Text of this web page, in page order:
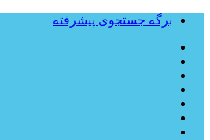
برگه جستجوی پیشرفته